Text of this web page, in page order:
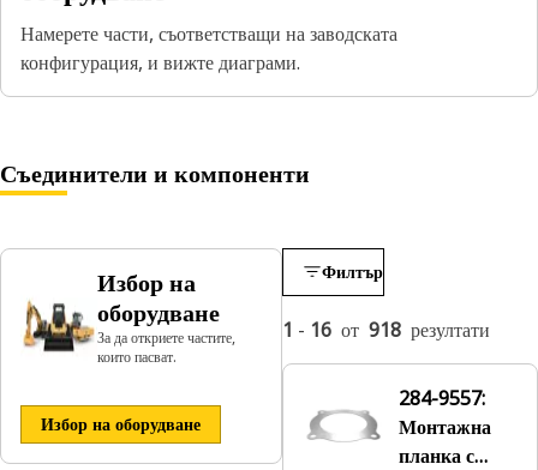
Намерете части, съответстващи на заводската
конфигурация, и вижте диаграми.
Съединители и компоненти
Избор на
оборудване
За да откриете частите,
които пасват.
Избор на оборудване
Филтър
1 - 16 от 918 резултати
284-9557:
Монтажна
планка с